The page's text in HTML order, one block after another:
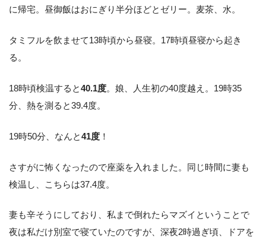
に帰宅。昼御飯はおにぎり半分ほどとゼリー。麦茶、水。
タミフルを飲ませて13時頃から昼寝。17時頃昼寝から起き
る。
18時頃検温すると40.1度。娘、人生初の40度越え。19時35
分、熱を測ると39.4度。
19時50分、なんと41度 ！
さすがに怖くなったので座薬を入れました。同じ時間に妻も
検温し、こちらは37.4度。
妻も辛そうにしており、私まで倒れたらマズイということで
夜は私だけ別室で寝ていたのですが、深夜2時過ぎ頃、ドアを